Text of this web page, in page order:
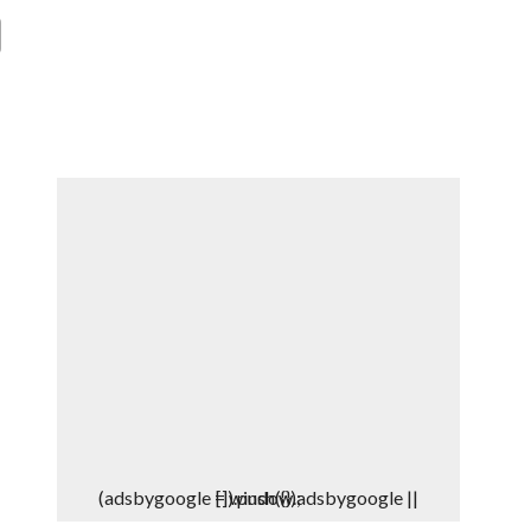
(adsbygoogle = window.adsbygoogle || []).push({});